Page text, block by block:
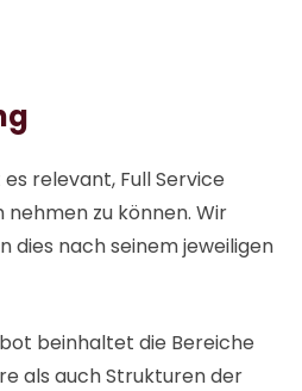
relevant, Full Service
zu können. Wir
dies nach seinem jeweiligen
beinhaltet die Bereiche
als auch Strukturen der